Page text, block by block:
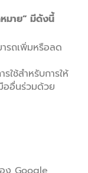
มาย” มีดังนี้
รถเพิ่มหรือลด
ใช้สำหรับการให้
ออื่นร่วมด้วย